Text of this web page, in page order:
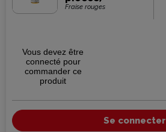
Fraise rouges
Vous devez être
connecté pour
commander ce
produit
Se connecter